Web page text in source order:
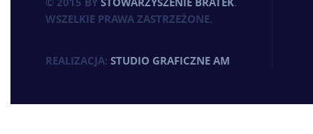
WSZELKIE PRAWA ZASTRZEŻONE.
REALIZACJA: STUDIO GRAFICZNE AM